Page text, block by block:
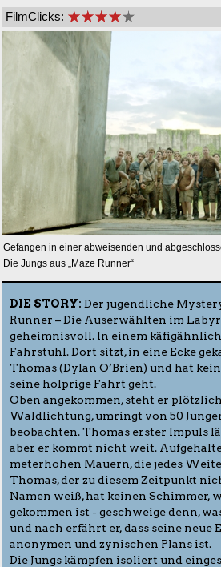
FilmClicks:
Gefangen in einer abweisenden und
Die Jungs aus „Maze Runner“
DIE STORY: Der jugendliche
Runner – Die Auserwählten im
geheimnisvoll. In einem
Fahrstuhl. Dort sitzt, in eine Ecke
Thomas (Dylan O’Brien) und hat
seine holprige Fahrt geht.
Oben angekommen, steht er
Waldlichtung, umringt von 50
beobachten. Thomas erster Impuls
aber er kommt nicht weit.
meterhohen Mauern, die jedes
Thomas, der zu diesem Zeitpunkt
Namen weiß, hat keinen Schimmer,
gekommen ist - geschweige denn,
und nach erfährt er, dass seine neue
anonymen und zynischen Plans ist.
Die Jungs kämpfen isoliert und